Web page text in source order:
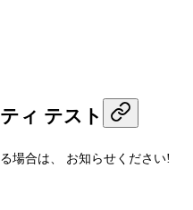
ィ テスト
場合は、 お知らせください!